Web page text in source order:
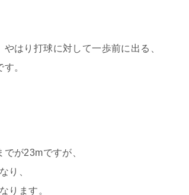
はり打球に対して一歩前に出る、
。
が23mですが、
り、
ります。